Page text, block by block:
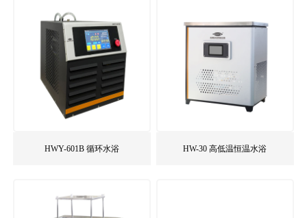
HWY-601B 循环水浴 HW-30 高低温恒温水浴